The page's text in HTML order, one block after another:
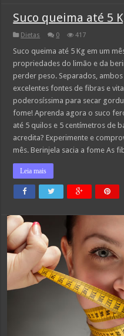
Suco queima até 5
Dietas 0 417
Suco queima até 5 Kg em um
propriedades do limão e da
perder peso. Separados,
excelentes fontes de fibras e
poderosíssima para secar
fome! Aprenda agora o suco
até 5 quilos e 5 centímetros de
acredita? Experimente e
mês. Berinjela sacia a fome As
Leia mais